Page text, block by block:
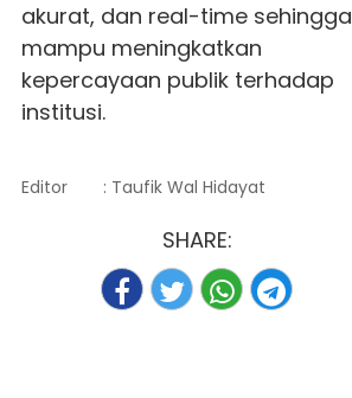
akurat, dan real-time sehingga
mampu meningkatkan
kepercayaan publik terhadap
institusi.
Editor : Taufik Wal Hidayat
SHARE: